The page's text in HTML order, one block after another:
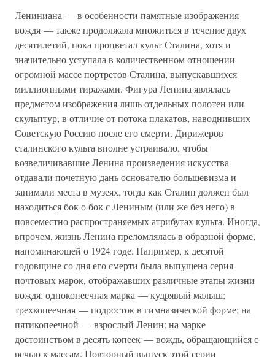
Лениниана — в особенности памятные изображения
вождя — также продолжала множиться в течение двух
десятилетий, пока процветал культ Сталина, хотя и
значительно уступала в количественном отношении
огромной массе портретов Сталина, выпускавшихся
миллионными тиражами. Фигура Ленина являлась
предметом изображения лишь отдельных полотен или
скульптур, в отличие от потока плакатов, наводнивших
Советскую Россию после его смерти. Дирижеров
сталинского культа вполне устраивало, чтобы
возвеличивавшие Ленина произведения искусства
отдавали почетную дань основателю большевизма и
занимали места в музеях, тогда как Сталин должен был
находиться бок о бок с Лениным (или же без него) в
повсеместно распространяемых атрибутах культа. Иногда,
впрочем, жизнь Ленина преломлялась в образной форме,
напоминающей о 1924 годе. Например, к десятой
годовщине со дня его смерти была выпущена серия
почтовых марок, отображавших различные этапы жизни
вождя: однокопеечная марка — кудрявый малыш;
трехкопеечная — подросток в гимназической форме; на
пятикопеечной — взрослый Ленин; на марке
достоинством в десять копеек — вождь, обращающийся с
речью к массам. Повторный выпуск этой серии